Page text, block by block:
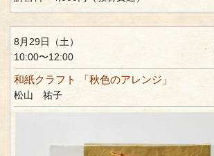
8月29日（土）
10:00〜12:00
和紙クラフト 「秋色のアレンジ」
松山 祐子